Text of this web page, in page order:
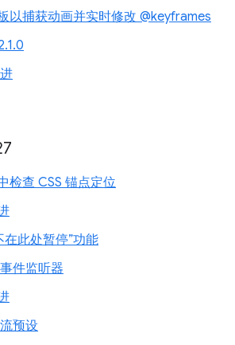
以捕获动画并实时修改 @keyframes
检查 CSS 锚点定位
在此处暂停”功能
件监听器
预设